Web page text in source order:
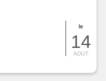
le
14
AOUT